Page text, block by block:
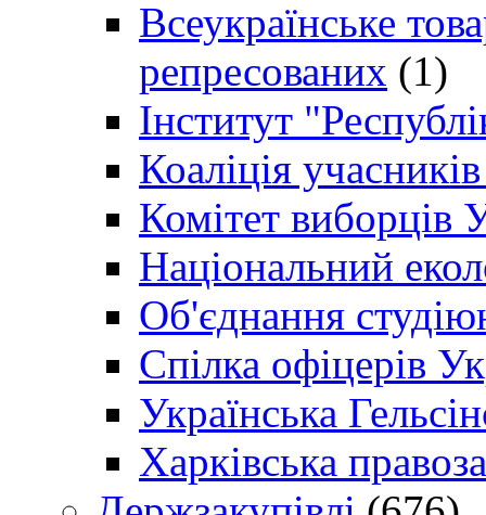
Всеукраїнське
репресованих (1)
Інститут
Коаліція
Комітет виборців
Національний
Об'єднання
Спілка офіцерів
Українська
Харківська